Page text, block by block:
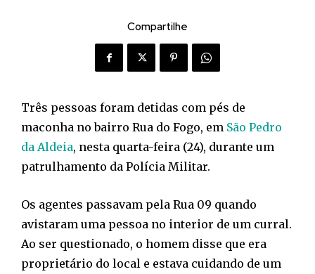
Compartilhe
Três pessoas foram detidas com pés de
maconha no bairro Rua do Fogo, em São Pedro
da Aldeia, nesta quarta-feira (24), durante um
patrulhamento da Polícia Militar.
Os agentes passavam pela Rua 09 quando
avistaram uma pessoa no interior de um curral.
Ao ser questionado, o homem disse que era
proprietário do local e estava cuidando de um